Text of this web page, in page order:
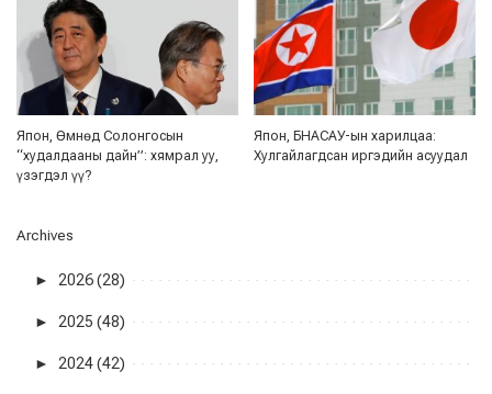
Япон, Өмнөд Солонгосын
“худалдааны дайн”: хямрал уу,
үзэгдэл үү?
Япон, БНАСАУ-ын харилцаа:
Хулгайлагдсан иргэдийн асуудал
Archives
► 2026 (28)
► 2025 (48)
► 2024 (42)